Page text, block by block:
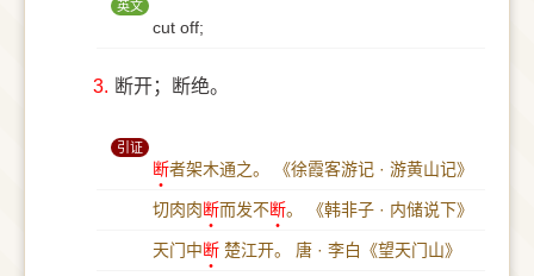
英文
cut off;
3. 断开；断绝。
引证
断者架木通之。 《徐霞客游记 · 游黄山记》
切肉肉断而发不断。 《韩非子 · 内储说下》
天门中断 楚江开。 唐 · 李白《望天门山》